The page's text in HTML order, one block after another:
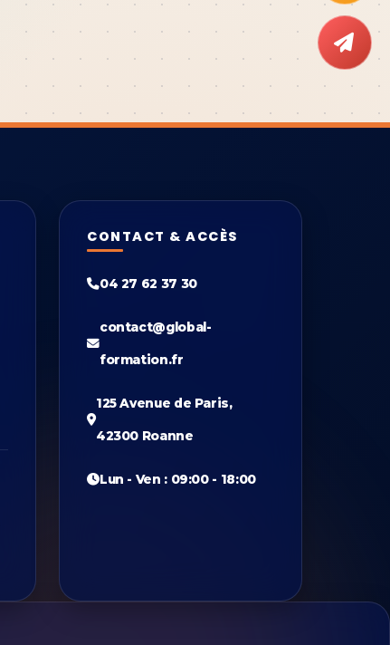
CONTACT & ACCÈS
04 27 62 37 30
contact@global-
formation.fr
125 Avenue de Paris,
42300 Roanne
Lun - Ven : 09:00 - 18:00